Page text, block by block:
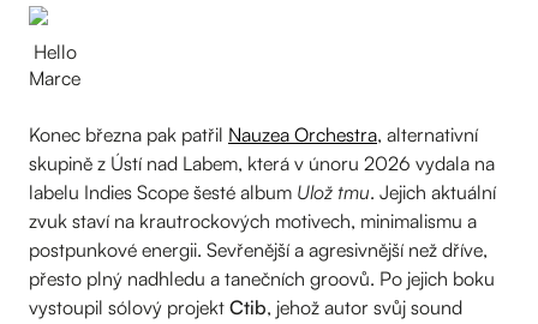
Hello
Marce
Konec března pak patřil Nauzea Orchestra, alternativní
skupině z Ústí nad Labem, která v únoru 2026 vydala na
labelu Indies Scope šesté album Ulož tmu. Jejich aktuální
zvuk staví na krautrockových motivech, minimalismu a
postpunkové energii. Sevřenější a agresivnější než dříve,
přesto plný nadhledu a tanečních groovů. Po jejich boku
vystoupil sólový projekt Ctib, jehož autor svůj sound